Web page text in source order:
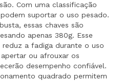
Com uma classificação
suportar o uso pesado.
essas chaves são
apenas 380g. Esse
a fadiga durante o uso
ou afrouxar os
desempenho confiável.
quadrado permitem